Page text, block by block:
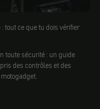
tout ce que tu dois vérifier
toute sécurité : un guide
des contrôles et des